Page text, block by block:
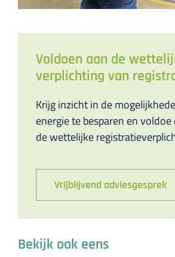
Voldoen aan de
verplichting van
Krijg inzicht in de
energie te besparen en
de wettelijke
Vrijblijvend adviesgesprek
Bekijk ook eens